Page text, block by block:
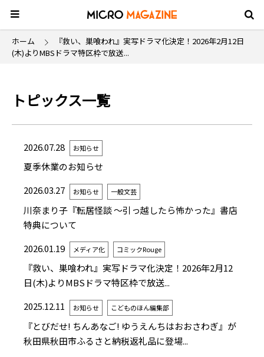
ホーム
『救い、巣喰われ』実写ドラマ化決定！2026年2月12日
(木)よりMBSドラマ特区枠で放送...
トピックス一覧
2026.07.28 お知らせ
夏季休業のお知らせ
2026.03.27
お知らせ 一般文芸
川奈まり子『転居怪談 ～引っ越したら怖かった』書店
特典について
2026.01.19
メディア化 コミックRouge
『救い、巣喰われ』実写ドラマ化決定！2026年2月12
日(木)よりMBSドラマ特区枠で放送...
2025.12.11
お知らせ こどものほん編集部
『とびだせ! ちんあなご! ゆうえんちはおおさわぎ』が
秋田県秋田市ふるさと納税返礼品に登場...